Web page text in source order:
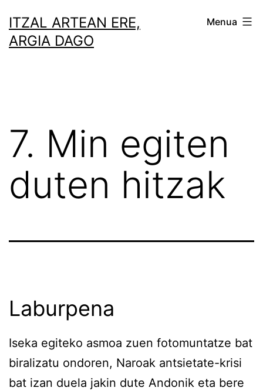
edukira
ITZAL ARTEAN ERE,
ARGIA DAGO
Menua
7. Min egiten
duten hitzak
Laburpena
Iseka egiteko asmoa zuen fotomuntatze bat
biralizatu ondoren, Naroak antsietate-krisi
bat izan duela jakin dute Andonik eta bere